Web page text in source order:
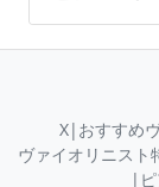
X| おすすめ
ヴァイオリニスト
|